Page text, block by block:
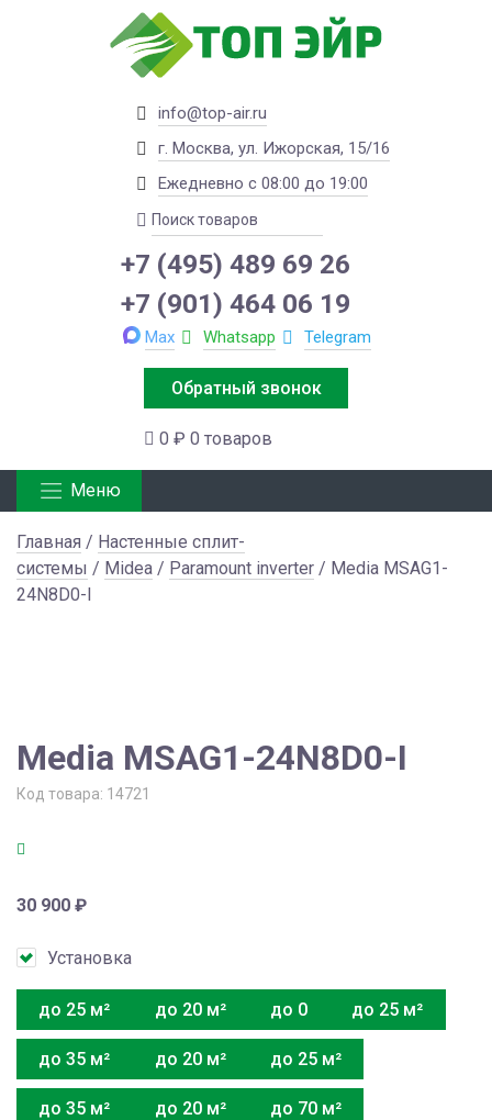
info@top-air.ru
г. Москва, ул. Ижорская, 15/16
Ежедневно с 08:00 до 19:00
+7 (495) 489 69 26
+7 (901) 464 06 19
Max Whatsapp Telegram
Обратный звонок
0 ₽ 0 товаров
Меню
Главная / Настенные сплит-
системы / Midea / Paramount inverter / Media MSAG1-
24N8D0-I
Media MSAG1-24N8D0-I
Код товара: 14721
30 900 ₽
Установка
до 25 м² до 20 м² до 0 до 25 м²
до 35 м² до 20 м² до 25 м²
до 35 м² до 20 м² до 70 м²